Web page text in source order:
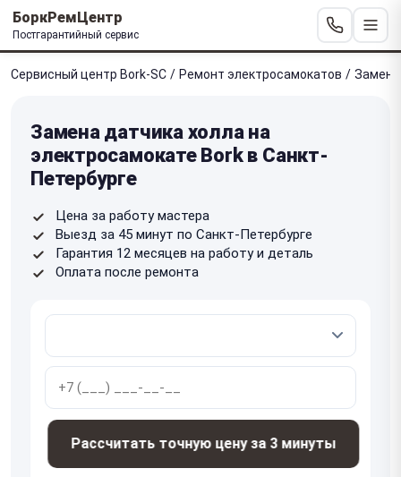
БоркРемЦентр
Постгарантийный сервис
Сервисный центр Bork-SC / Ремонт электросамокатов / Замена
Замена датчика холла на
электросамокате Bork в Санкт-
Петербурге
Цена за работу мастера
Выезд за 45 минут по Санкт-Петербурге
Гарантия 12 месяцев на работу и деталь
Оплата после ремонта
Рассчитать точную цену за 3 минуты